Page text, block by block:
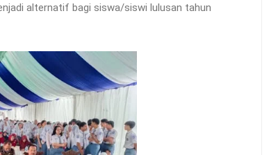
alternatif bagi siswa/siswi lulusan tahun